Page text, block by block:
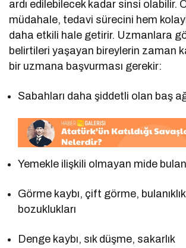
ardı edilebilecek kadar sinsi olabilir.
müdahale, tedavi sürecini hem
daha etkili hale getirir. Uzmanlara
belirtileri yaşayan bireylerin zaman
bir uzmana başvurması gerekir:
Sabahları daha şiddetli olan baş
Yemekle ilişkili olmayan mide
Görme kaybı, çift görme,
bozuklukları
Denge kaybı, sık düşme, sakarlık